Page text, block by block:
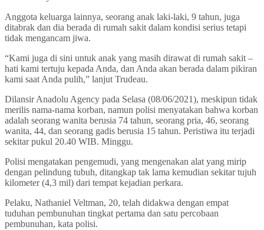
Anggota keluarga lainnya, seorang anak laki-laki, 9 tahun, juga
ditabrak dan dia berada di rumah sakit dalam kondisi serius tetapi
tidak mengancam jiwa.
“Kami juga di sini untuk anak yang masih dirawat di rumah sakit –
hati kami tertuju kepada Anda, dan Anda akan berada dalam pikiran
kami saat Anda pulih,” lanjut Trudeau.
Dilansir Anadolu Agency pada Selasa (08/06/2021), meskipun tidak
merilis nama-nama korban, namun polisi menyatakan bahwa korban
adalah seorang wanita berusia 74 tahun, seorang pria, 46, seorang
wanita, 44, dan seorang gadis berusia 15 tahun. Peristiwa itu terjadi
sekitar pukul 20.40 WIB. Minggu.
Polisi mengatakan pengemudi, yang mengenakan alat yang mirip
dengan pelindung tubuh, ditangkap tak lama kemudian sekitar tujuh
kilometer (4,3 mil) dari tempat kejadian perkara.
Pelaku, Nathaniel Veltman, 20, telah didakwa dengan empat
tuduhan pembunuhan tingkat pertama dan satu percobaan
pembunuhan, kata polisi.